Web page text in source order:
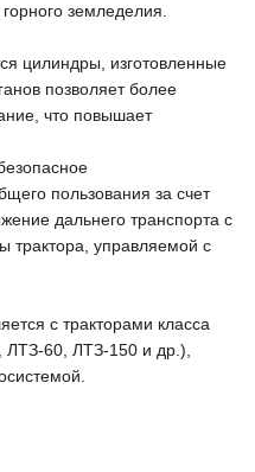
земледелия.
цилиндры, изготовленные
позволяет более
что повышает
пользования за счет
дальнего транспорта с
трактора, управляемой с
с тракторами класса
60, ЛТЗ-150 и др.),